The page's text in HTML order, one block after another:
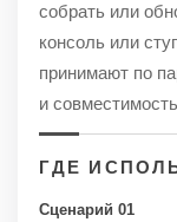
собрать или
консоль или
принимают по
и
ГДЕ
Сценарий 01